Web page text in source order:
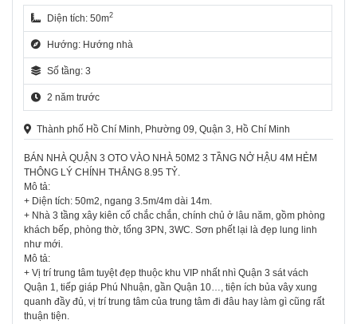
Diện tích: 50m2
Hướng: Hướng nhà
Số tầng: 3
2 năm trước
Thành phố Hồ Chí Minh, Phường 09, Quận 3, Hồ Chí Minh
BÁN NHÀ QUẬN 3 OTO VÀO NHÀ 50M2 3 TẦNG NỞ HẬU 4M HẺM
THÔNG LÝ CHÍNH THẮNG 8.95 TỶ.
Mô tả:
+ Diện tích: 50m2, ngang 3.5m/4m dài 14m.
+ Nhà 3 tầng xây kiên cố chắc chắn, chính chủ ở lâu năm, gồm phòng
khách bếp, phòng thờ, tổng 3PN, 3WC. Sơn phết lại là đẹp lung linh
như mới.
Mô tả:
+ Vị trí trung tâm tuyệt đẹp thuộc khu VIP nhất nhì Quận 3 sát vách
Quận 1, tiếp giáp Phú Nhuận, gần Quận 10…, tiện ích bủa vây xung
quanh đầy đủ, vị trí trung tâm của trung tâm đi đâu hay làm gì cũng rất
thuận tiện.